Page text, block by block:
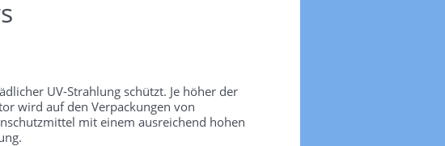
UV-Strahlung schützt. Je höher der
wird auf den Verpackungen von
mit einem ausreichend hohen